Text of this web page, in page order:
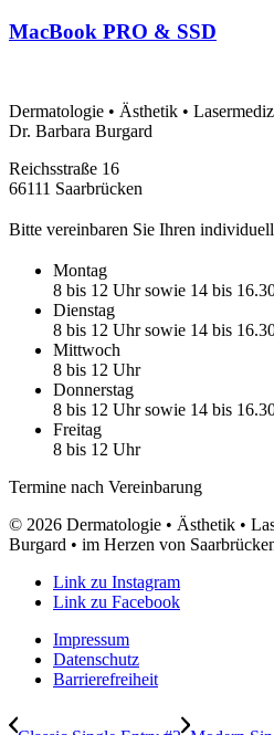
MacBook PRO & SSD
Dermatologie • Ästhetik •
Dr. Barbara Burgard
Reichsstraße 16
66111 Saarbrücken
Bitte vereinbaren Sie Ihren
Montag
8 bis 12 Uhr sowie 14 bis
Dienstag
8 bis 12 Uhr sowie 14 bis
Mittwoch
8 bis 12 Uhr
Donnerstag
8 bis 12 Uhr sowie 14 bis
Freitag
8 bis 12 Uhr
Termine nach Vereinbarung
© 2026 Dermatologie • Ästhetik •
Burgard • im Herzen von
Link zu Instagram
Link zu Facebook
Impressum
Datenschutz
Barrierefreiheit